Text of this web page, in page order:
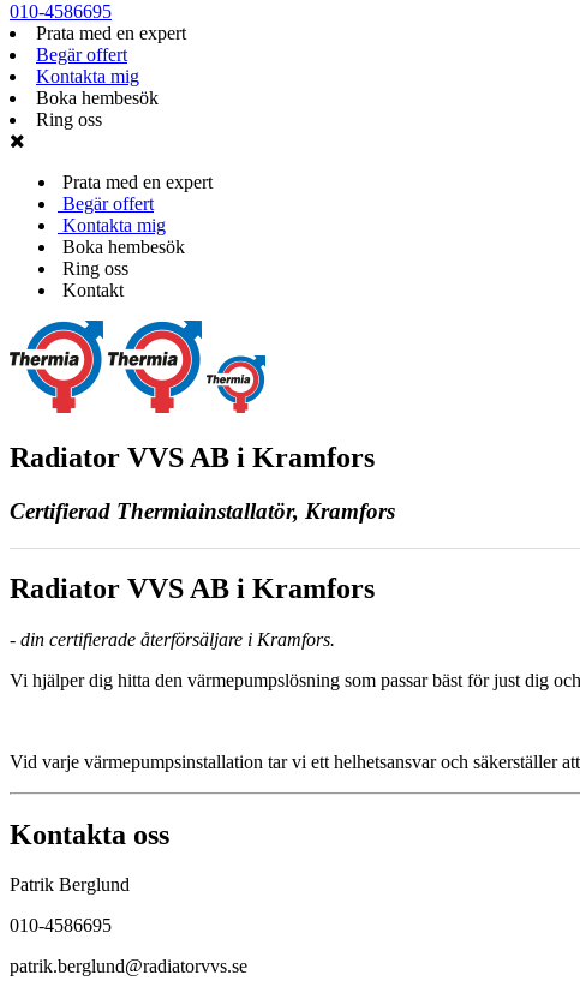
010-4586695
Prata med en expert
Begär offert
Kontakta mig
Boka hembesök
Ring oss
Prata med en expert
Begär offert
Kontakta mig
Boka hembesök
Ring oss
Kontakt
Radiator VVS AB i Kramfors
Certifierad Thermiainstallatör, Kramfors
Radiator VVS AB i Kramfors
- din certifierade återförsäljare i Kramfors.
Vi hjälper dig hitta den värmepumpslösning som passar bäst för just dig
Vid varje värmepumpsinstallation tar vi ett helhetsansvar och säkerställer
Kontakta oss
Patrik Berglund
010-4586695
patrik.berglund@radiatorvvs.se